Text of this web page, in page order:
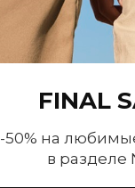
FINAL
-50% на
в разделе